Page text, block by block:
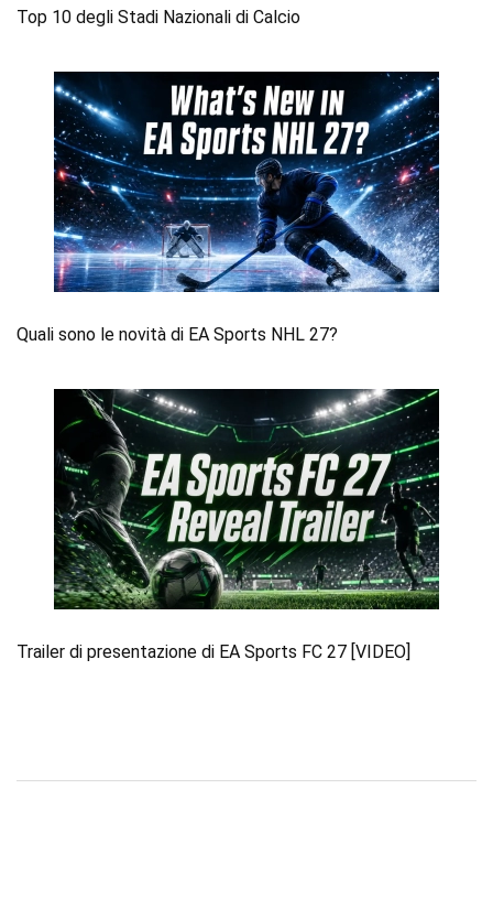
Top 10 degli Stadi Nazionali di Calcio
Quali sono le novità di EA Sports NHL 27?
Trailer di presentazione di EA Sports FC 27 [VIDEO]